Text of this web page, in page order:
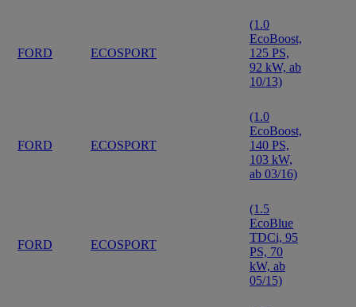
FORD ECOSPORT
(1.0
EcoBoost,
125 PS,
92 kW, ab
10/13)
FORD ECOSPORT
(1.0
EcoBoost,
140 PS,
103 kW,
ab 03/16)
FORD ECOSPORT
(1.5
EcoBlue
TDCi, 95
PS, 70
kW, ab
05/15)